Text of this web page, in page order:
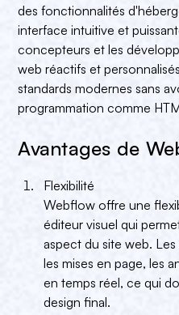
des fonctionnalités
interface intuitive et
concepteurs et les
web réactifs et
standards modernes sans
programmation comme
Avantages de
Flexibilité
Webflow offre une
éditeur visuel qui
aspect du site web.
les mises en page, les
en temps réel, ce qui
design final.